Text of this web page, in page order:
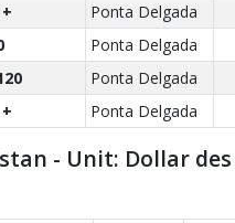
Ponta Delgada
Ponta Delgada
Ponta Delgada
Ponta Delgada
- Unit: Dollar